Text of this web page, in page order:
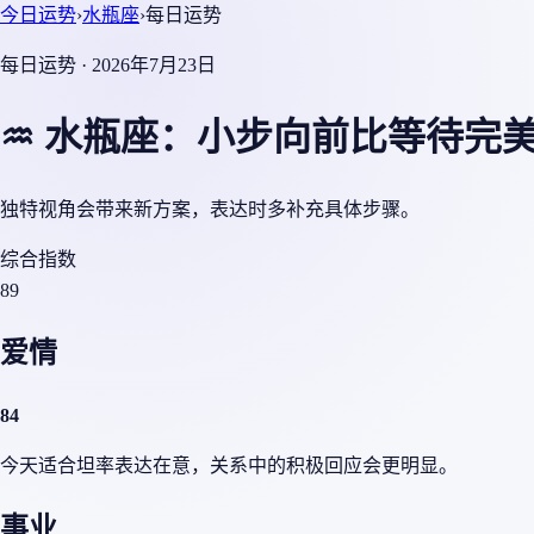
今日运势›水瓶座›每日运势
每日运势 · 2026年7月23日
♒ 水瓶座：小步向前比等待完
独特视角会带来新方案，表达时多补充具体步骤。
综合指数
89
爱情
84
今天适合坦率表达在意，关系中的积极回应会更明显。
事业